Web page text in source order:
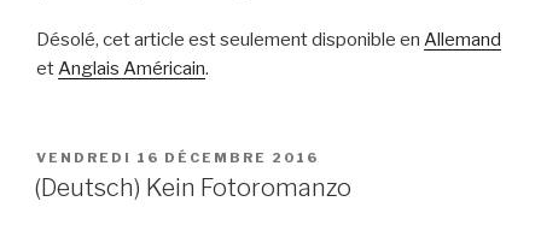
Désolé, cet article est seulement disponible en Allemand
etAnglais Américain.
PUBLIÉ
LE
VENDREDI 16 DÉCEMBRE 2016
(Deutsch) Kein Fotoromanzo